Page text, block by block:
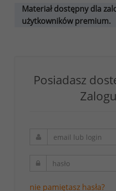
Materiał dostępny dla
użytkowników premium.
Posiadasz
nie pamiętasz hasła?